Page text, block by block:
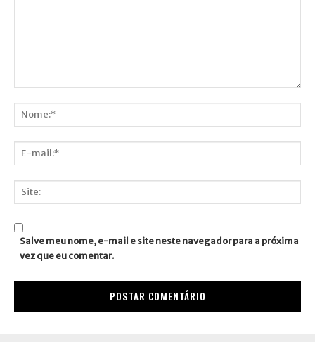
mail:*
Salve meu nome, e-mail e site neste navegador para a próxima
vez que eu comentar.